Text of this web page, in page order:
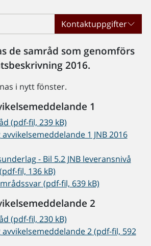
Kontaktuppgifter
de samråd som genomförs
2016.
i nytt fönster.
1
(pdf-fil, 239 kB)
1 JNB 2016
- Bil 5.2 JNB leveransnivå
fil, 136 kB)
(pdf-fil, 639 kB)
2
(pdf-fil, 230 kB)
2 (pdf-fil, 592